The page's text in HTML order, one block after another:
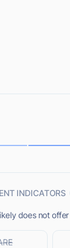
INDICATORS
does not